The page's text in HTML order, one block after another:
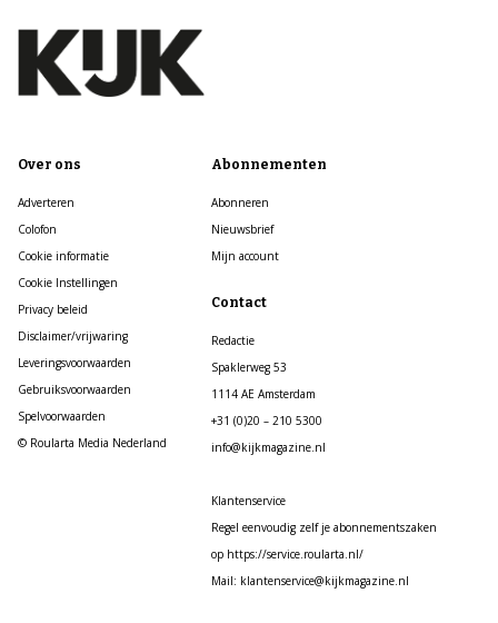
Over ons
Adverteren
Colofon
Cookie informatie
Cookie Instellingen
Privacy beleid
Disclaimer/vrijwaring
Leveringsvoorwaarden
Gebruiksvoorwaarden
Spelvoorwaarden
© Roularta Media Nederland
Abonnementen
Abonneren
Nieuwsbrief
Mijn account
Contact
Redactie
Spaklerweg 53
1114 AE Amsterdam
+31 (0)20 – 210 5300
info@kijkmagazine.nl
Klantenservice
Regel eenvoudig zelf je abonnementszaken
op https://service.roularta.nl/
Mail: klantenservice@kijkmagazine.nl